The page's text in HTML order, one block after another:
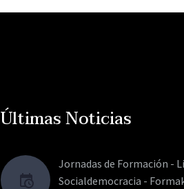
Últimas Noticias
Jornadas de Formación -
Socialdemocracia -